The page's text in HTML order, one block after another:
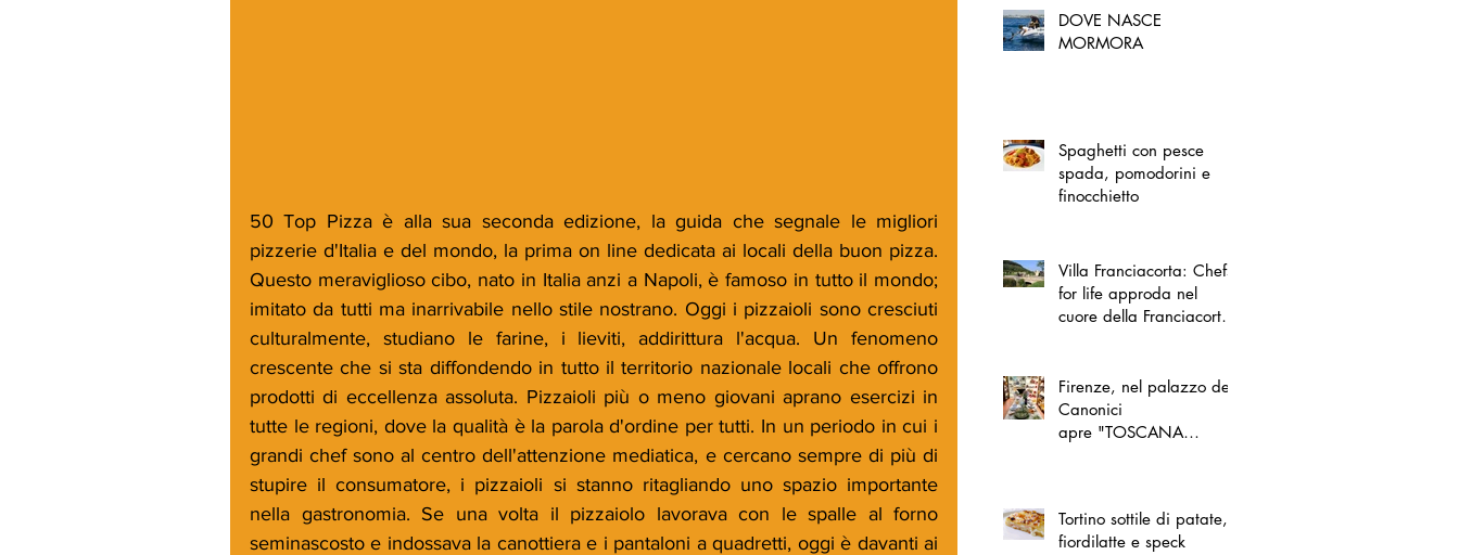
50 Top Pizza è alla sua seconda edizione, la guida che segnale le migliori
pizzerie d'Italia e del mondo, la prima on line dedicata ai locali della buon pizza.
Questo meraviglioso cibo, nato in Italia anzi a Napoli, è famoso in tutto il mondo;
imitato da tutti ma inarrivabile nello stile nostrano. Oggi i pizzaioli sono cresciuti
culturalmente, studiano le farine, i lieviti, addirittura l'acqua. Un fenomeno
crescente che si sta diffondendo in tutto il territorio nazionale locali che offrono
prodotti di eccellenza assoluta. Pizzaioli più o meno giovani aprano esercizi in
tutte le regioni, dove la qualità è la parola d'ordine per tutti. In un periodo in cui i
grandi chef sono al centro dell'attenzione mediatica, e cercano sempre di più di
stupire il consumatore, i pizzaioli si stanno ritagliando uno spazio importante
nella gastronomia. Se una volta il pizzaiolo lavorava con le spalle al forno
seminascosto e indossava la canottiera e i pantaloni a quadretti, oggi è davanti ai
DOVE NASCE
MORMORA
Spaghetti con pesce
spada, pomodorini e
finocchietto
Villa Franciacorta: Chefs
for life approda nel
cuore della Franciacorta,
Firenze, nel palazzo dei
Canonici
apre "TOSCANA
Tortino sottile di patate,
fiordilatte e speck